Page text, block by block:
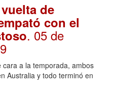
de
con el
. 05 de
a la temporada, ambos
Australia y todo terminó en